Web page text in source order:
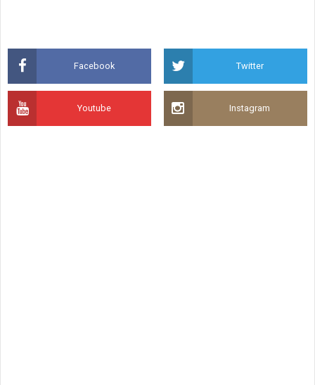
Facebook Twitter
Youtube Instagram